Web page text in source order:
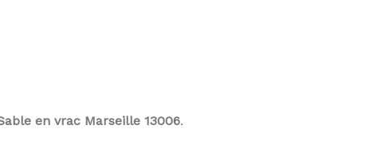
en vrac Marseille 13006.